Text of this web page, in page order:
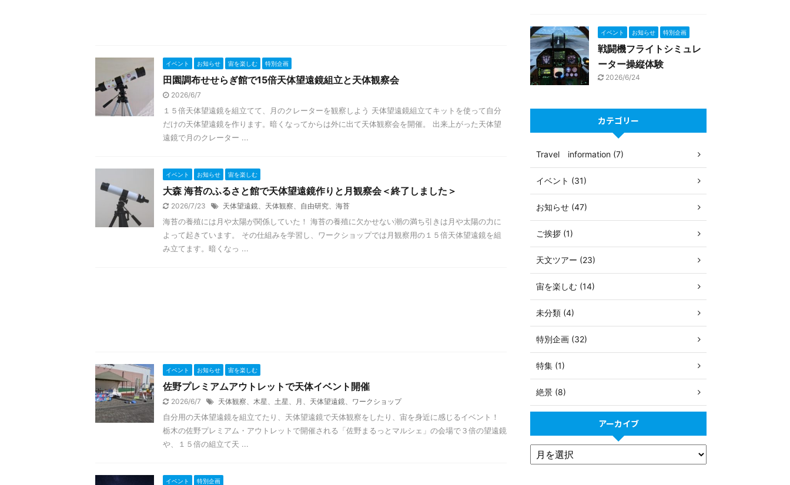
イベント お知らせ 宙を楽しむ 特別企画
田園調布せせらぎ館で15倍天体望遠鏡組立と天体観察会
2026/6/7
１５倍天体望遠鏡を組立てて、月のクレーターを観察しよう 天体望遠鏡組立てキットを使って自分
だけの天体望遠鏡を作ります。暗くなってからは外に出て天体観察会を開催。 出来上がった天体望
遠鏡で月のクレーター ...
イベント お知らせ 宙を楽しむ
大森 海苔のふるさと館で天体望遠鏡作りと月観察会＜終了しました＞
2026/7/23 天体望遠鏡、天体観察、自由研究、海苔
海苔の養殖には月や太陽が関係していた！ 海苔の養殖に欠かせない潮の満ち引きは月や太陽の力に
よって起きています。 その仕組みを学習し、ワークショップでは月観察用の１５倍天体望遠鏡を組
み立てます。暗くなっ ...
イベント お知らせ 宙を楽しむ
佐野プレミアムアウトレットで天体イベント開催
2026/6/7 天体観察、木星、土星、月、天体望遠鏡、ワークショップ
自分用の天体望遠鏡を組立てたり、天体望遠鏡で天体観察をしたり、宙を身近に感じるイベント！
栃木の佐野プレミアム・アウトレットで開催される「佐野まるっとマルシェ」の会場で３倍の望遠鏡
や、１５倍の組立て天 ...
イベント 特別企画
イベント お知らせ 特別企画
戦闘機フライトシミュレ
ーター操縦体験
2026/6/24
カテゴリー
Travel information (7)
イベント (31)
お知らせ (47)
ご挨拶 (1)
天文ツアー (23)
宙を楽しむ (14)
未分類 (4)
特別企画 (32)
特集 (1)
絶景 (8)
アーカイブ